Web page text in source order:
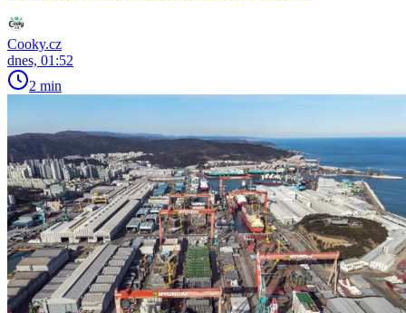
Cooky.cz
dnes, 01:52
2 min